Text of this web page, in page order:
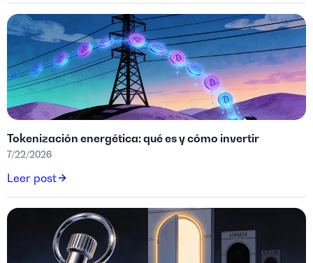
Tokenización energética: qué es y cómo invertir
7/22/2026
Leer post